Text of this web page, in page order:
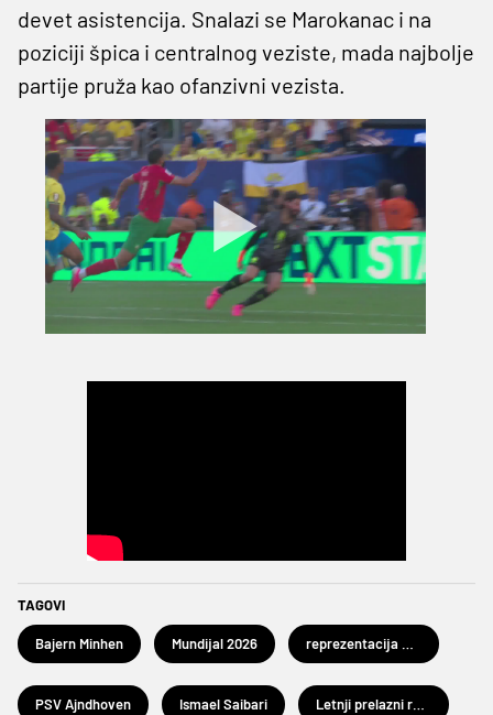
devet asistencija. Snalazi se Marokanac i na
poziciji špica i centralnog veziste, mada najbolje
partije pruža kao ofanzivni vezista.
TAGOVI
Bajern Minhen Mundijal 2026 reprezentacija Maroka
PSV Ajndhoven Ismael Saibari Letnji prelazni rok 2026